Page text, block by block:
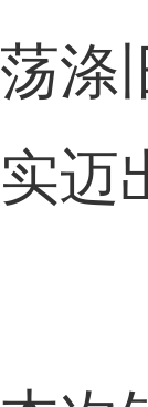
涤
迈